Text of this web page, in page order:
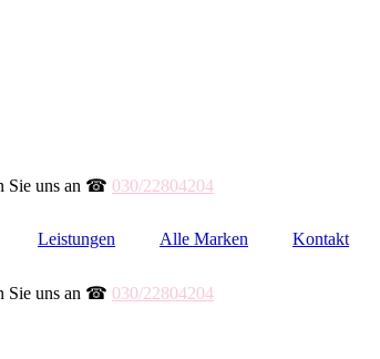
Sie uns an ☎ 030/22804204
Leistungen Alle Marken Kontakt
Sie uns an ☎ 030/22804204